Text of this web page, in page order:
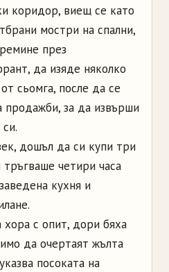
коридор, виещ се като
мостри на спални,
през
да изяде няколко
сьомга, после да се
продажби, за да извърши
дошъл да си купи три
четири часа
кухня и
с опит, дори бяха
да очертаят жълта
посоката на